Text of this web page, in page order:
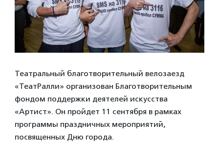
Театральный благотворительный велозаезд
«ТеатРалли» организован Благотворительным
фондом поддержки деятелей искусства
«Артист». Он пройдет 11 сентября в рамках
программы праздничных мероприятий,
посвященных Дню города.